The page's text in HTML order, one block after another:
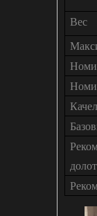
Вес